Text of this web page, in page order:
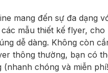
mang đến sự đa dạng
mẫu thiết kế flyer,
dễ dàng. Không còn
thông thường, bạn có
(nhanh chóng và miễn